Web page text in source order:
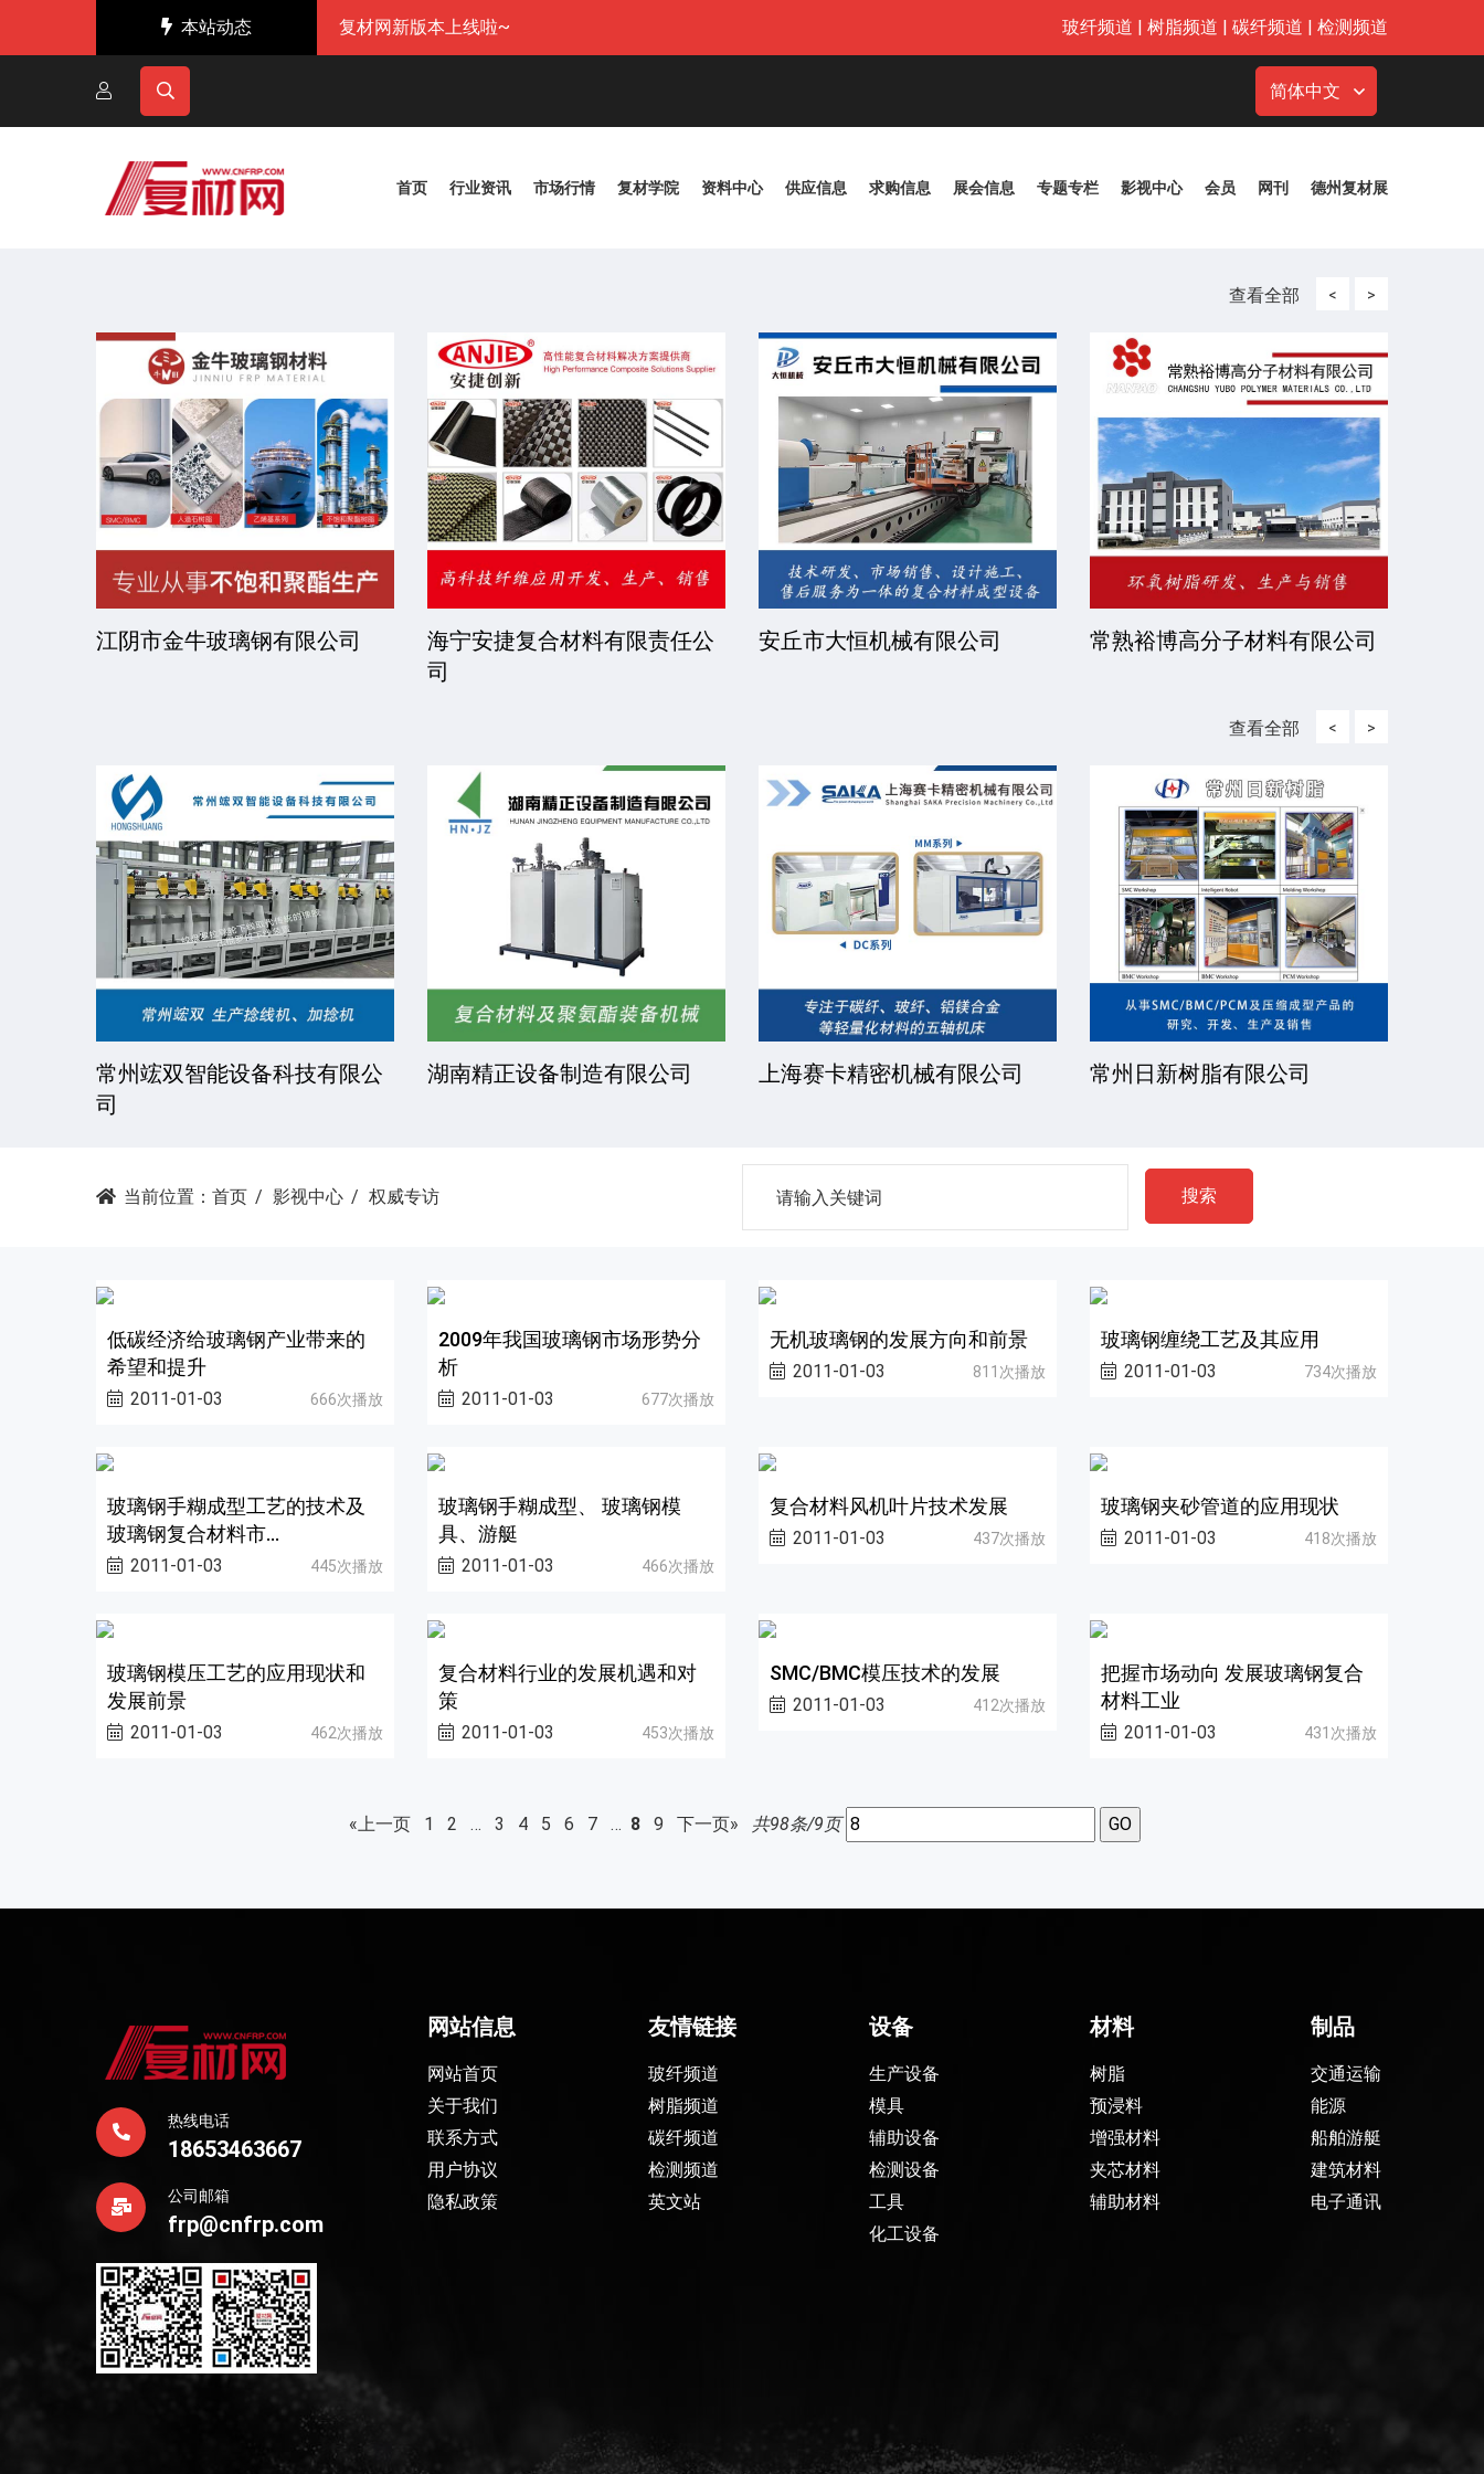
本站动态 复材网新版本上线啦~ 玻纤频道 | 树脂频道 | 碳纤频道 | 检测频道
简体中文
首页 行业资讯 市场行情 复材学院 资料中心 供应信息 求购信息 展会信息 专题专栏 影视中心 会员 网刊 德州复材展
查看全部 <
江阴市金牛玻璃钢有限公司
海宁安捷复合材料有限责任公
司
安丘市大恒机械有限公司 常熟裕博高分子材料有限公司
>
查看全部 <
常州竤双智能设备科技有限公
司
湖南精正设备制造有限公司 上海赛卡精密机械有限公司 常州日新树脂有限公司
>
当前位置： 首页 影视中心 权威专访 搜索
低碳经济给玻璃钢产业带来的
希望和提升
2011-01-03 666次播放
2009年我国玻璃钢市场形势分
析
2011-01-03 677次播放
无机玻璃钢的发展方向和前景
2011-01-03 811次播放
玻璃钢缠绕工艺及其应用
2011-01-03 734次播放
玻璃钢手糊成型工艺的技术及
玻璃钢复合材料市...
2011-01-03 445次播放
玻璃钢手糊成型、 玻璃钢模
具、游艇
2011-01-03 466次播放
复合材料风机叶片技术发展
2011-01-03 437次播放
玻璃钢夹砂管道的应用现状
2011-01-03 418次播放
玻璃钢模压工艺的应用现状和
发展前景
2011-01-03 462次播放
复合材料行业的发展机遇和对
策
2011-01-03 453次播放
SMC/BMC模压技术的发展
2011-01-03 412次播放
把握市场动向 发展玻璃钢复合
材料工业
2011-01-03 431次播放
«上一页 1 2 … 3 4 5 6 7 … 8 9 下一页» 共98条/9页
热线电话
18653463667
公司邮箱
frp@cnfrp.com
网站信息
网站首页
关于我们
联系方式
用户协议
隐私政策
友情链接
玻纤频道
树脂频道
碳纤频道
检测频道
英文站
设备
生产设备
模具
辅助设备
检测设备
工具
化工设备
材料
树脂
预浸料
增强材料
夹芯材料
辅助材料
制品
交通运输
能源
船舶游艇
建筑材料
电子通讯